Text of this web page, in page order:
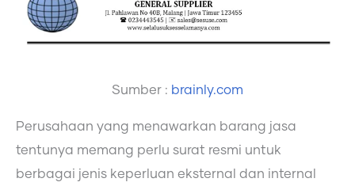
Sumber : brainly.com
Perusahaan yang menawarkan barang jasa
tentunya memang perlu surat resmi untuk
berbagai jenis keperluan eksternal dan internal